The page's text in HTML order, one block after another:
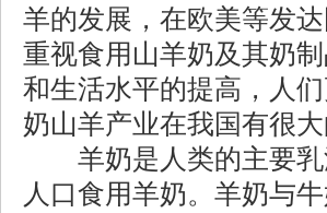
羊的发展，在欧美等发
重视食用山羊奶及其奶
和生活水平的提高，人
奶山羊产业在我国有很大
羊奶是人类的主要乳
人口食用羊奶。羊奶与